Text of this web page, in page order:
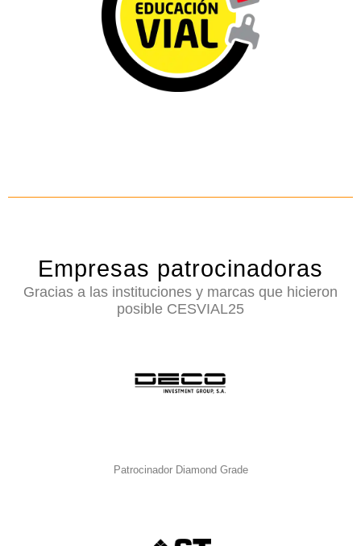
Empresas patrocinadoras
Gracias a las instituciones y marcas que hicieron
posible CESVIAL25
Patrocinador Diamond Grade